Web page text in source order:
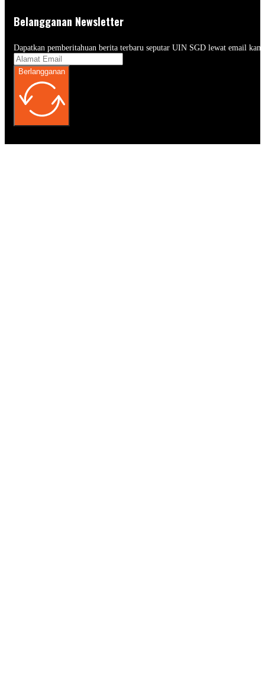
Belangganan Newsletter
Dapatkan pemberitahuan berita terbaru seputar UIN SGD lewat email
Berlangganan